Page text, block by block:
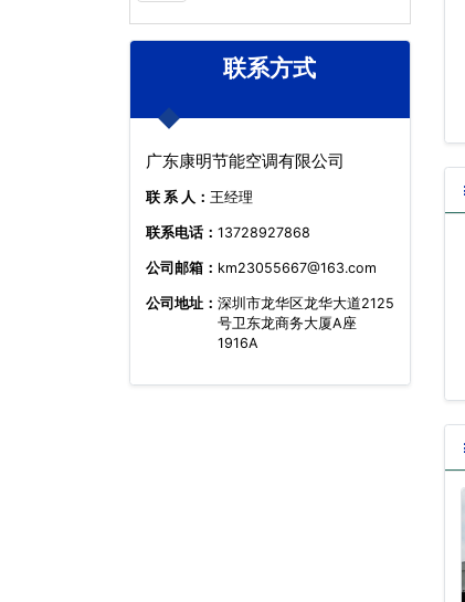
联系方式
广东康明节能空调有限公司
联 系 人： 王经理
联系电话： 13728927868
公司邮箱： km23055667@163.com
公司地址： 深圳市龙华区龙华大道2125
号卫东龙商务大厦A座
1916A